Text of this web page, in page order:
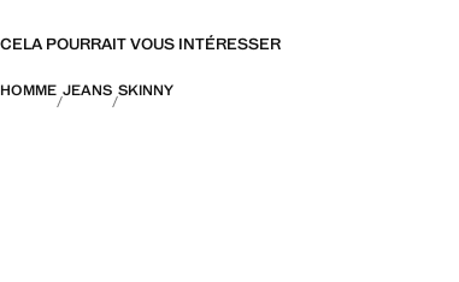
CELA POURRAIT VOUS INTÉRESSER
HOMME JEANS SKINNY